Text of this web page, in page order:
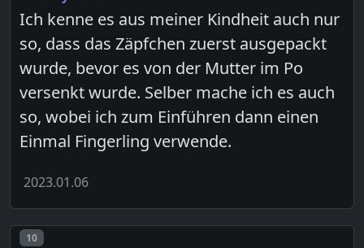
Ich kenne es aus meiner Kindheit auch nur
so, dass das Zäpfchen zuerst ausgepackt
wurde, bevor es von der Mutter im Po
versenkt wurde. Selber mache ich es auch
so, wobei ich zum Einführen dann einen
Einmal Fingerling verwende.
2023.01.06
Post number
10